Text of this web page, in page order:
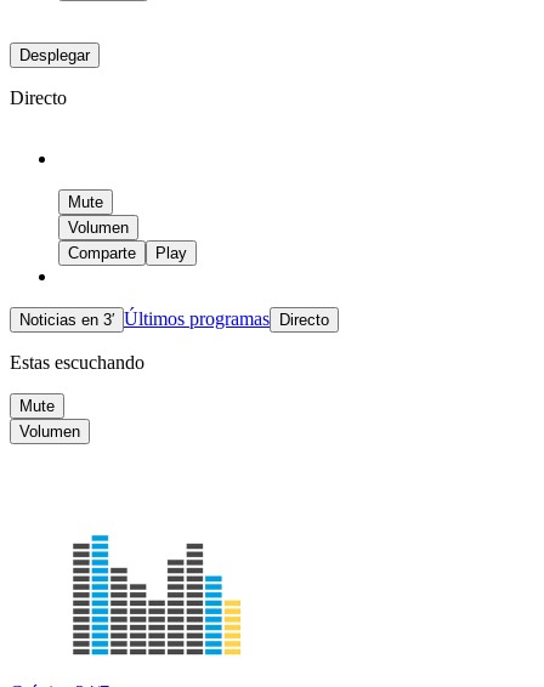
Desplegar
Directo
Mute
Volumen
Comparte
Play
Noticias en 3′ Últimos programas Directo
Estas escuchando
Mute
Volumen